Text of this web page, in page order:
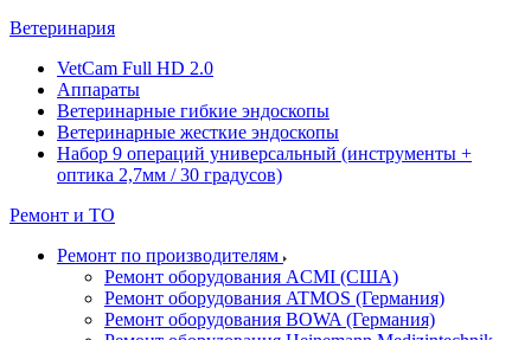
Ветеринария
VetCam Full HD 2.0
Аппараты
Ветеринарные гибкие эндоскопы
Ветеринарные жесткие эндоскопы
Набор 9 операций универсальный (инструменты +
оптика 2,7мм / 30 градусов)
Ремонт и ТО
Ремонт по производителям
Ремонт оборудования ACMI (США)
Ремонт оборудования ATMOS (Германия)
Ремонт оборудования BOWA (Германия)